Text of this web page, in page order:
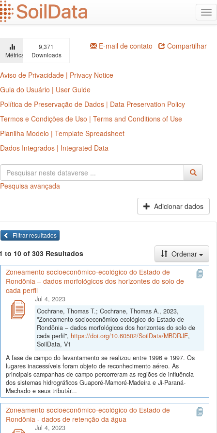
Ir
para
o
principal
Métricas
9,371
Downloads
E-mail de contato Compartilhar
Aviso de Privacidade | Privacy Notice
Guia do Usuário | User Guide
Política de Preservação de Dados | Data Preservation Policy
Termos e Condições de Uso | Terms and Conditions of Use
Planilha Modelo | Template Spreadsheet
Dados Integrados | Integrated Data
Pesquisa avançada
Adicionar dados
Filtrar resultados
to 10 of 303 Resultados
Ordenar
Zoneamento socioeconômico-ecológico do Estado de
Rondônia – dados morfológicos dos horizontes do solo de
cada perfil
Jul 4, 2023
Cochrane, Thomas T.; Cochrane, Thomas A., 2023,
"Zoneamento socioeconômico-ecológico do Estado de
Rondônia – dados morfológicos dos horizontes do solo de
cada perfil", https://doi.org/10.60502/SoilData/MBDRJE,
SoilData, V1
A fase de campo do levantamento se realizou entre 1996 e 1997. Os
lugares inacessíveis foram objeto de reconhecimento aéreo. As
principais campanhas de campo percorreram as regiões de influência
dos sistemas hidrográficos Guaporé-Mamoré-Madeira e Ji-Paraná-
Machado e seus tributár...
Zoneamento socioeconômico-ecológico do Estado de
Rondônia - dados de retenção da água
Jul 4, 2023